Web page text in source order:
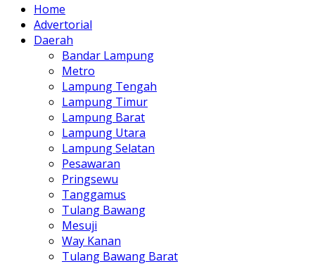
Home
Advertorial
Daerah
Bandar Lampung
Metro
Lampung Tengah
Lampung Timur
Lampung Barat
Lampung Utara
Lampung Selatan
Pesawaran
Pringsewu
Tanggamus
Tulang Bawang
Mesuji
Way Kanan
Tulang Bawang Barat